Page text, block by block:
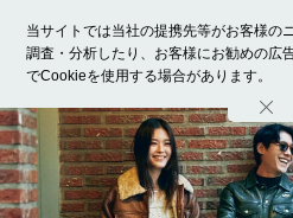
当サイトでは当社の提携先等がお客様の
調査・分析したり、お客様にお勧めの広
でCookieを使用する場合があります。
ホーム モデル募集 ランキング